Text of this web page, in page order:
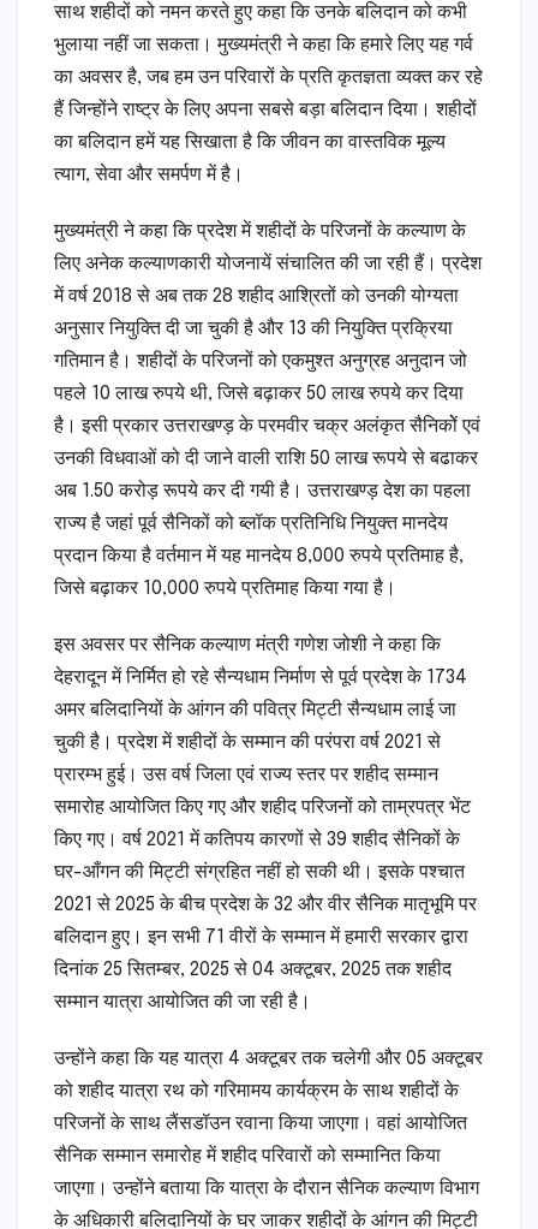
साथ शहीदों को नमन करते हुए कहा कि उनके बलिदान को कभी
भुलाया नहीं जा सकता। मुख्यमंत्री ने कहा कि हमारे लिए यह गर्व
का अवसर है, जब हम उन परिवारों के प्रति कृतज्ञता व्यक्त कर रहे
हैं जिन्होंने राष्ट्र के लिए अपना सबसे बड़ा बलिदान दिया। शहीदों
का बलिदान हमें यह सिखाता है कि जीवन का वास्तविक मूल्य
त्याग, सेवा और समर्पण में है।
मुख्यमंत्री ने कहा कि प्रदेश में शहीदों के परिजनों के कल्याण के
लिए अनेक कल्याणकारी योजनायें संचालित की जा रही हैं। प्रदेश
में वर्ष 2018 से अब तक 28 शहीद आश्रितों को उनकी योग्यता
अनुसार नियुक्ति दी जा चुकी है और 13 की नियुक्ति प्रक्रिया
गतिमान है। शहीदों के परिजनों को एकमुश्त अनुग्रह अनुदान जो
पहले 10 लाख रुपये थी, जिसे बढ़ाकर 50 लाख रुपये कर दिया
है। इसी प्रकार उत्तराखण्ड़ के परमवीर चक्र अलंकृत सैनिकोें एवं
उनकी विधवाओं को दी जाने वाली राशि 50 लाख रूपये से बढाकर
अब 1.50 करोड़ रूपये कर दी गयी है। उत्तराखण्ड़ देश का पहला
राज्य है जहां पूर्व सैनिकों को ब्लॉक प्रतिनिधि नियुक्त मानदेय
प्रदान किया है वर्तमान में यह मानदेय 8,000 रुपये प्रतिमाह है,
जिसे बढ़ाकर 10,000 रुपये प्रतिमाह किया गया है।
इस अवसर पर सैनिक कल्याण मंत्री गणेश जोशी ने कहा कि
देहरादून में निर्मित हो रहे सैन्यधाम निर्माण से पूर्व प्रदेश के 1734
अमर बलिदानियों के आंगन की पवित्र मिट्टी सैन्यधाम लाई जा
चुकी है। प्रदेश में शहीदों के सम्मान की परंपरा वर्ष 2021 से
प्रारम्भ हुई। उस वर्ष जिला एवं राज्य स्तर पर शहीद सम्मान
समारोह आयोजित किए गए और शहीद परिजनों को ताम्रपत्र भेंट
किए गए। वर्ष 2021 में कतिपय कारणों से 39 शहीद सैनिकों के
घर-आँगन की मिट्टी संग्रहित नहीं हो सकी थी। इसके पश्चात
2021 से 2025 के बीच प्रदेश के 32 और वीर सैनिक मातृभूमि पर
बलिदान हुए। इन सभी 71 वीरों के सम्मान में हमारी सरकार द्वारा
दिनांक 25 सितम्बर, 2025 से 04 अक्टूबर, 2025 तक शहीद
सम्मान यात्रा आयोजित की जा रही है।
उन्होंने कहा कि यह यात्रा 4 अक्टूबर तक चलेगी और 05 अक्टूबर
को शहीद यात्रा रथ को गरिमामय कार्यक्रम के साथ शहीदों के
परिजनों के साथ लैंसडॉउन रवाना किया जाएगा। वहां आयोजित
सैनिक सम्मान समारोह में शहीद परिवारों को सम्मानित किया
जाएगा। उन्होंने बताया कि यात्रा के दौरान सैनिक कल्याण विभाग
के अधिकारी बलिदानियों के घर जाकर शहीदों के आंगन की मिट्टी